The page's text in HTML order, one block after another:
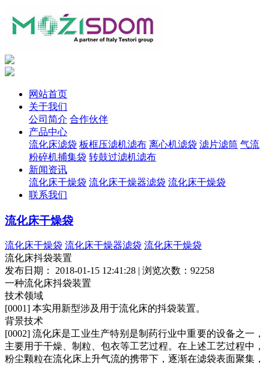
网站首页
关于我们
公司简介 合作伙伴
产品中心
流化床滤袋 板框压滤机滤布 离心机滤袋 滤片滤筒 气流
粉碎机捕集袋 转鼓过滤机滤布
新闻资讯
流化床干燥袋 流化床干燥器滤袋 流化床干燥袋
联系我们
流化床干燥袋
流化床干燥袋 流化床干燥器滤袋 流化床干燥袋
流化床抖袋装置
发布日期： 2018-01-15 12:41:28 | 浏览次数：92258
一种流化床抖袋装置
技术领域
[0001] 本实用新型涉及用于流化床的抖袋装置。
背景技术
[0002] 流化床是工业生产特别是制药行业中重要的设备之一，
主要用于干燥、制粒、包衣等工艺过程。在上述工艺过程中，
粉尘颗粒在流化床上升气流的携带下，逐渐在滤袋表面聚集，